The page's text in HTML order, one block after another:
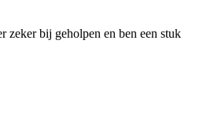
zeker bij geholpen en ben een stuk